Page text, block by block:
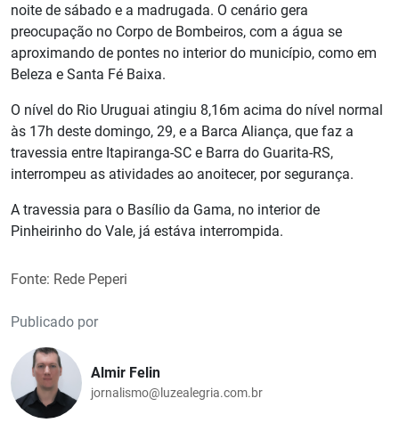
noite de sábado e a madrugada. O cenário gera
preocupação no Corpo de Bombeiros, com a água se
aproximando de pontes no interior do município, como em
Beleza e Santa Fé Baixa.
O nível do Rio Uruguai atingiu 8,16m acima do nível normal
às 17h deste domingo, 29, e a Barca Aliança, que faz a
travessia entre Itapiranga-SC e Barra do Guarita-RS,
interrompeu as atividades ao anoitecer, por segurança.
A travessia para o Basílio da Gama, no interior de
Pinheirinho do Vale, já estáva interrompida.
Fonte: Rede Peperi
Publicado por
Almir Felin
jornalismo@luzealegria.com.br